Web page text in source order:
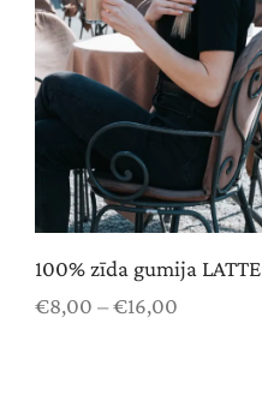
100% zīda gumija LATTE
€8,00 –€16,00